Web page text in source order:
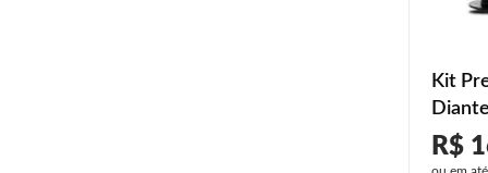
Kit
2009
R$